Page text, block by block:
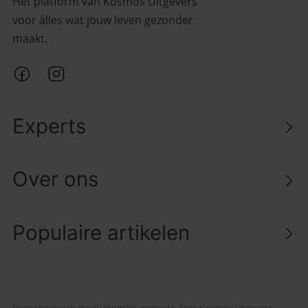
voor álles wat jouw leven gezonder
maakt.
Experts
Over ons
Populaire artikelen